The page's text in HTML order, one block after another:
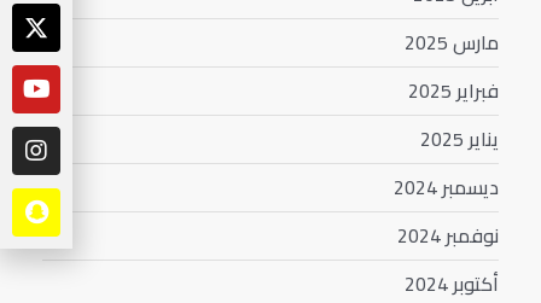
مارس 2025
فبراير 2025
يناير 2025
ديسمبر 2024
نوفمبر 2024
أكتوبر 2024